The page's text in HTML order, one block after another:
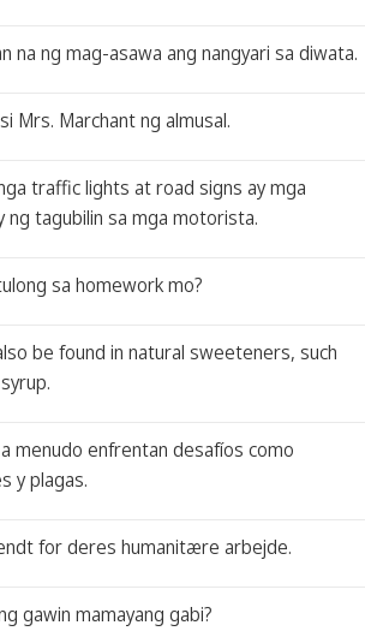
na ng mag-asawa ang nangyari sa diwata.
Mrs. Marchant ng almusal.
traffic lights at road signs ay mga
ng tagubilin sa mga motorista.
sa homework mo?
be found in natural sweeteners, such
menudo enfrentan desafíos como
y plagas.
for deres humanitære arbejde.
gawin mamayang gabi?